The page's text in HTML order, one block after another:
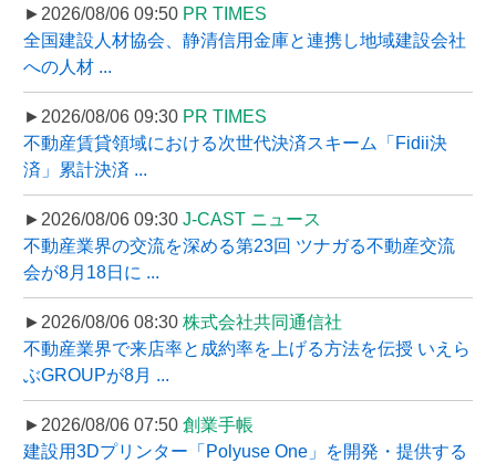
►2026/08/06 09:50 PR TIMES
全国建設人材協会、静清信用金庫と連携し地域建設会社
への人材 ...
►2026/08/06 09:30 PR TIMES
不動産賃貸領域における次世代決済スキーム「Fidii決
済」累計決済 ...
►2026/08/06 09:30 J-CAST ニュース
不動産業界の交流を深める第23回 ツナガる不動産交流
会が8月18日に ...
►2026/08/06 08:30 株式会社共同通信社
不動産業界で来店率と成約率を上げる方法を伝授 いえら
ぶGROUPが8月 ...
►2026/08/06 07:50 創業手帳
建設用3Dプリンター「Polyuse One」を開発・提供する